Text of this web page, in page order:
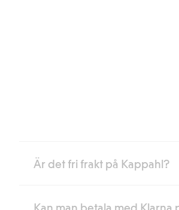
Är det fri frakt på Kappahl?
Kan man betala med Klarna